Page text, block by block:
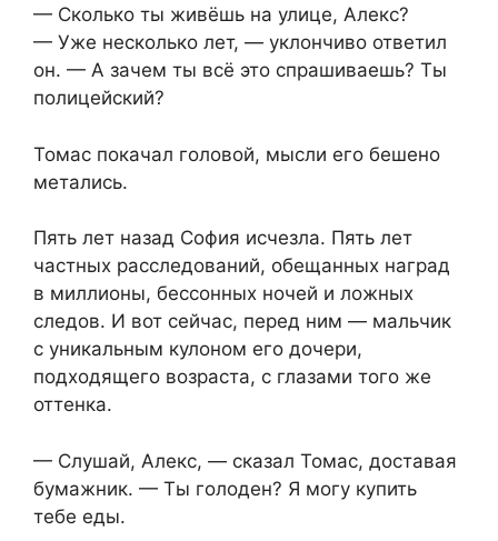
— Сколько ты живёшь на улице, Алекс?
— Уже несколько лет, — уклончиво ответил
он. — А зачем ты всё это спрашиваешь? Ты
полицейский?
Томас покачал головой, мысли его бешено
метались.
Пять лет назад София исчезла. Пять лет
частных расследований, обещанных наград
в миллионы, бессонных ночей и ложных
следов. И вот сейчас, перед ним — мальчик
с уникальным кулоном его дочери,
подходящего возраста, с глазами того же
оттенка.
— Слушай, Алекс, — сказал Томас, доставая
бумажник. — Ты голоден? Я могу купить
тебе еды.